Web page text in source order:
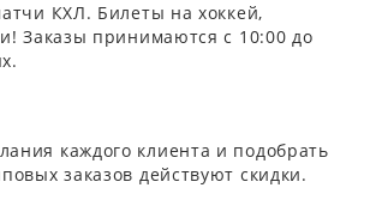
КХЛ. Билеты на хоккей,
Заказы принимаются с 10:00 до
каждого клиента и подобрать
заказов действуют скидки.